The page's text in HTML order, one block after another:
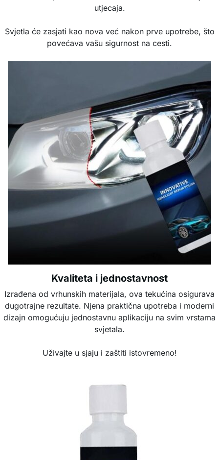
utjecaja.
Svjetla će zasjati kao nova već nakon prve upotrebe, što
povećava vašu sigurnost na cesti.
Kvaliteta i jednostavnost
Izrađena od vrhunskih materijala, ova tekućina osigurava
dugotrajne rezultate. Njena praktična upotreba i moderni
dizajn omogućuju jednostavnu aplikaciju na svim vrstama
svjetala.
Uživajte u sjaju i zaštiti istovremeno!